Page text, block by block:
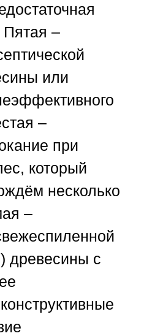
Пятая –
или
–
при
который
несколько
–
древесины с